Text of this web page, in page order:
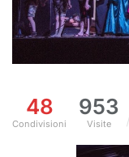
48
Condivisioni
953
Visite